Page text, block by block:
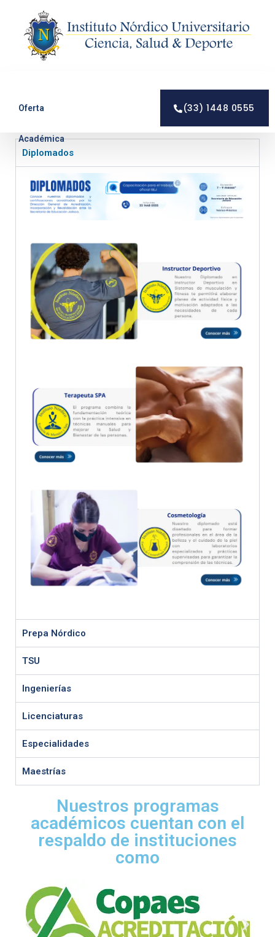
Saltar
contenido
Oferta
Académica
(33) 1448 0555
Diplomados
Prepa Nórdico
TSU
Ingenierías
Licenciaturas
Especialidades
Maestrías
Nuestros programas
académicos cuentan con el
respaldo de instituciones
como